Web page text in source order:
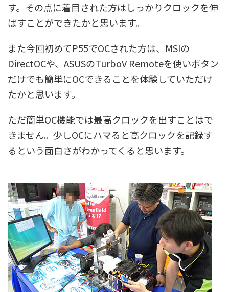
す。その点に着目された方はしっかりクロックを伸
ばすことができたかと思います。
また今回初めてP55でOCされた方は、MSIの
DirectOCや、ASUSのTurboV Remoteを使いボタン
だけでも簡単にOCできることを体験していただけ
たかと思います。
ただ簡単OC機能では最高クロックを出すことはで
きません。少しOCにハマると高クロックを記録す
るという面白さがわかってくると思います。